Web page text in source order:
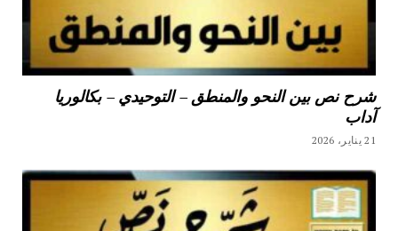
شرح نص بين النحو والمنطق – التوحيدي – بكالوريا
آداب
21 يناير، 2026